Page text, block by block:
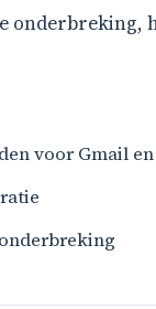
onderbreking,
voor Gmail